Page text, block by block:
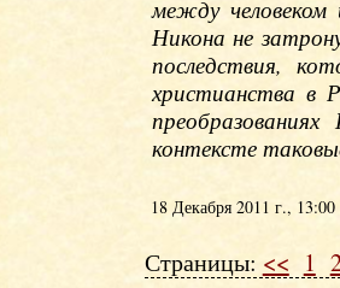
между
Никона не
последствия,
христианства в
контексте
18 Декабря 2011 г., 13:00
Страницы: << 1